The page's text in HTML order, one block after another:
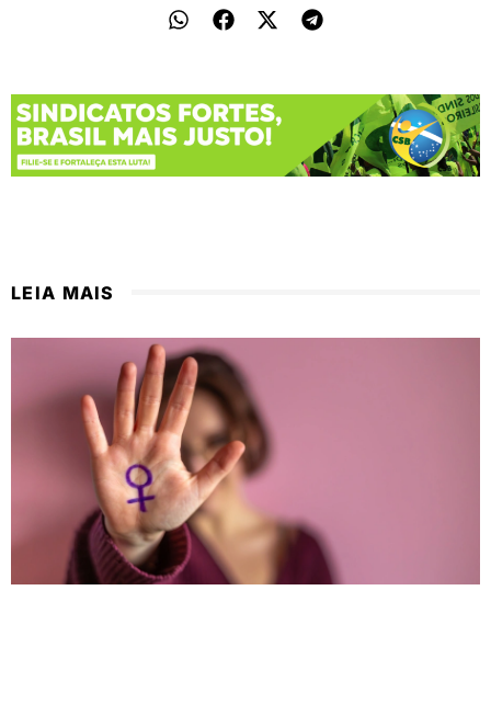
LEIA MAIS